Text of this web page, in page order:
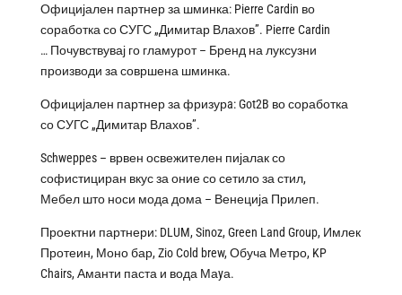
Официјален партнер за шминка: Pierre Cardin во
соработка со СУГС „Димитар Влахов”. Pierre Cardin
… Почувствувај го гламурот – Бренд на луксузни
производи за совршена шминка.
Официjален партнер за фризурa: Got2B во соработка
со СУГС „Димитар Влахов”.
Schweppes – врвен освежителен пијалак со
софистициран вкус за оние со сетило за стил,
Мебел што носи мода дома – Венеција Прилеп.
Проектни партнери: DLUM, Sinoz, Green Land Group, Имлек
Протеин, Моно бар, Zio Cold brew, Обуча Метро, KP
Chairs, Аманти паста и вода Маyа.